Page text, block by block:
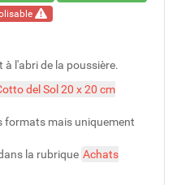
à l'abri de la poussière.
del Sol 20 x 20 cm
formats mais uniquement
la rubrique Achats